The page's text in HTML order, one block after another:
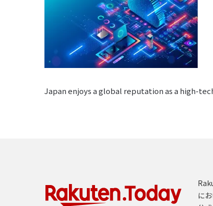
Japan enjoys a global reputation as a high-
に